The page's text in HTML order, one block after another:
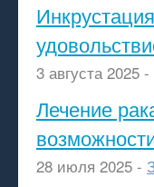
3 августа 2025 -
Лечение
28 июля 2025 -